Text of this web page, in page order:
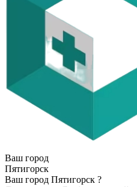
Ваш город
Пятигорск
Ваш город Пятигорск ?